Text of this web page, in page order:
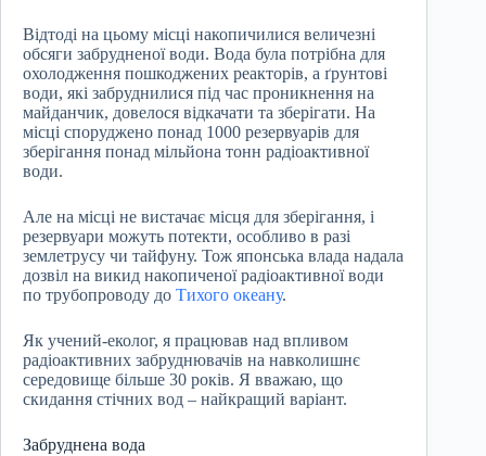
Відтоді на цьому місці накопичилися величезні
обсяги забрудненої води. Вода була потрібна для
охолодження пошкоджених реакторів, а ґрунтові
води, які забруднилися під час проникнення на
майданчик, довелося відкачати та зберігати. На
місці споруджено понад 1000 резервуарів для
зберігання понад мільйона тонн радіоактивної
води.
Але на місці не вистачає місця для зберігання, і
резервуари можуть потекти, особливо в разі
землетрусу чи тайфуну. Тож японська влада надала
дозвіл на викид накопиченої радіоактивної води
по трубопроводу до Тихого океану.
Як учений-еколог, я працював над впливом
радіоактивних забруднювачів на навколишнє
середовище більше 30 років. Я вважаю, що
скидання стічних вод – найкращий варіант.
Забруднена вода